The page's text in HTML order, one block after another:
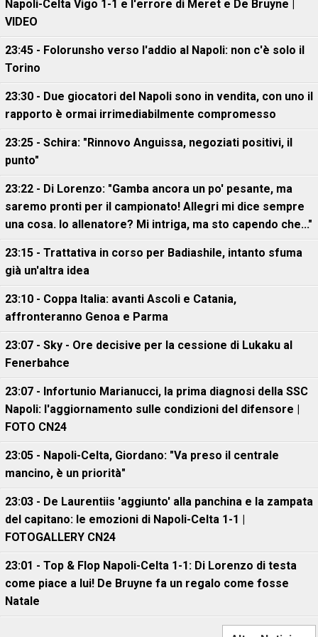
Napoli-Celta Vigo 1-1 e l'errore di Meret e De Bruyne |
VIDEO
23:45 - Folorunsho verso l'addio al Napoli: non c'è solo il
Torino
23:30 - Due giocatori del Napoli sono in vendita, con uno il
rapporto è ormai irrimediabilmente compromesso
23:25 - Schira: "Rinnovo Anguissa, negoziati positivi, il
punto"
23:22 - Di Lorenzo: "Gamba ancora un po' pesante, ma
saremo pronti per il campionato! Allegri mi dice sempre
una cosa. Io allenatore? Mi intriga, ma sto capendo che..."
23:15 - Trattativa in corso per Badiashile, intanto sfuma
già un'altra idea
23:10 - Coppa Italia: avanti Ascoli e Catania,
affronteranno Genoa e Parma
23:07 - Sky - Ore decisive per la cessione di Lukaku al
Fenerbahce
23:07 - Infortunio Marianucci, la prima diagnosi della SSC
Napoli: l'aggiornamento sulle condizioni del difensore |
FOTO CN24
23:05 - Napoli-Celta, Giordano: "Va preso il centrale
mancino, è un priorità"
23:03 - De Laurentiis 'aggiunto' alla panchina e la zampata
del capitano: le emozioni di Napoli-Celta 1-1 |
FOTOGALLERY CN24
23:01 - Top & Flop Napoli-Celta 1-1: Di Lorenzo di testa
come piace a lui! De Bruyne fa un regalo come fosse
Natale